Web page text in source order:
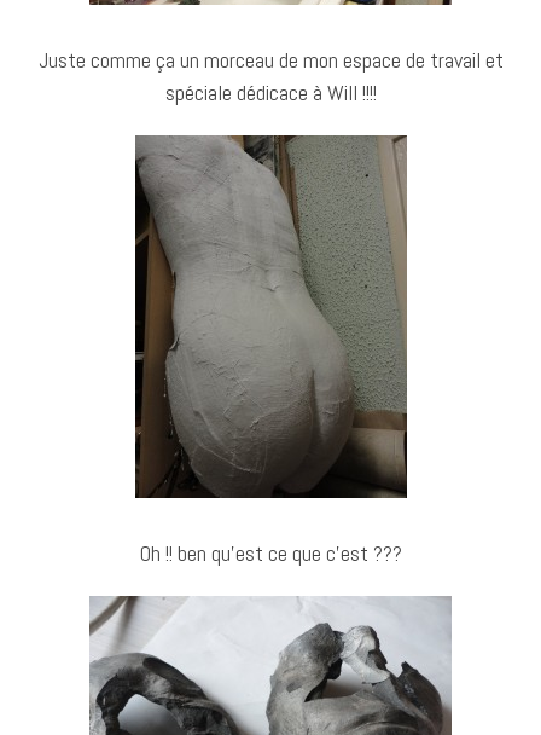
Juste comme ça un morceau de mon espace de travail et
spéciale dédicace à Will !!!!
Oh !! ben qu’est ce que c’est ???